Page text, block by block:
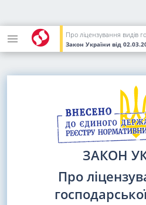
Закон України від
ЗАКОН
Про